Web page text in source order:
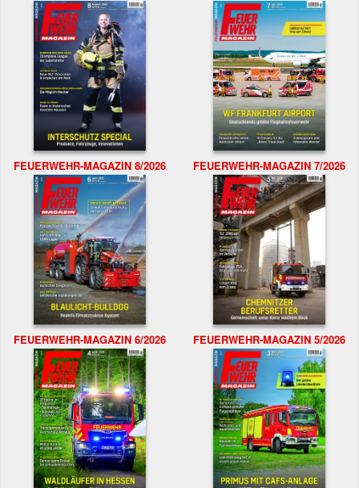
FEUERWEHR-MAGAZIN 8/2026 FEUERWEHR-MAGAZIN 7/2026
FEUERWEHR-MAGAZIN 6/2026 FEUERWEHR-MAGAZIN 5/2026